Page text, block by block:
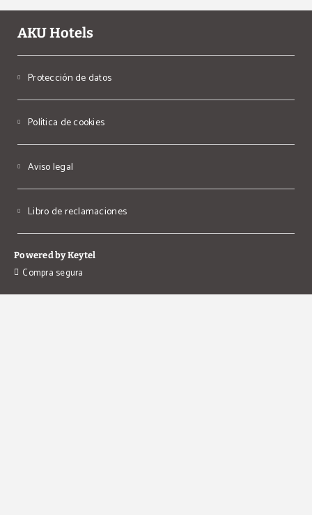
AKU Hotels
Protección de datos
Política de cookies
Aviso legal
Libro de reclamaciones
Powered by Keytel
Compra segura